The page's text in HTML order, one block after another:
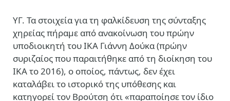
ΥΓ. Τα στοιχεία για τη φαλκίδευση της σύνταξης
χηρείας πήραμε από ανακοίνωση του πρώην
υποδιοικητή του ΙΚΑ Γιάννη Δούκα (πρώην
συριζαίος που παραιτήθηκε από τη διοίκηση του
ΙΚΑ το 2016), ο οποίος, πάντως, δεν έχει
καταλάβει το ιστορικό της υπόθεσης και
κατηγορεί τον Βρούτση ότι «παραποίησε τον ίδιο